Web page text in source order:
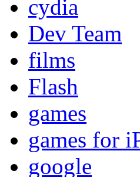
cydia
Dev Team
films
Flash
games
games for
google